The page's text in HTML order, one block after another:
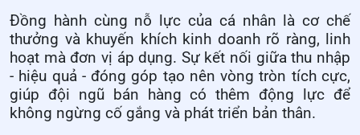
Đồng hành cùng nỗ lực của cá nhân là cơ chế
thưởng và khuyến khích kinh doanh rõ ràng, linh
hoạt mà đơn vị áp dụng. Sự kết nối giữa thu nhập
- hiệu quả - đóng góp tạo nên vòng tròn tích cực,
giúp đội ngũ bán hàng có thêm động lực để
không ngừng cố gắng và phát triển bản thân.